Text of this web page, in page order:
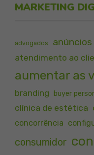
MARKETING
advogados anúncios
atendimento ao
aumentar as
branding buyer
clínica de estética
concorrência
consumidor